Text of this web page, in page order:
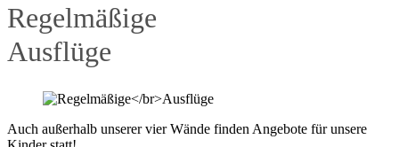
Regelmäßige
Ausflüge
Auch außerhalb unserer vier Wände finden Angebote für unsere